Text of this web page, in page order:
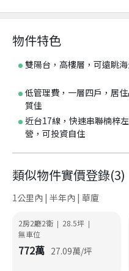
物件特色
雙陽台，高樓層，可遠眺
低管理費，一層四戶，居
質佳
近台17線，快速串聯楠梓左
營，可投資自住
類似物件實價登錄(3)
1公里內 | 半年內 | 華廈
2房2廳2衛 | 28.5坪 |
無車位
772萬 27.09萬/坪